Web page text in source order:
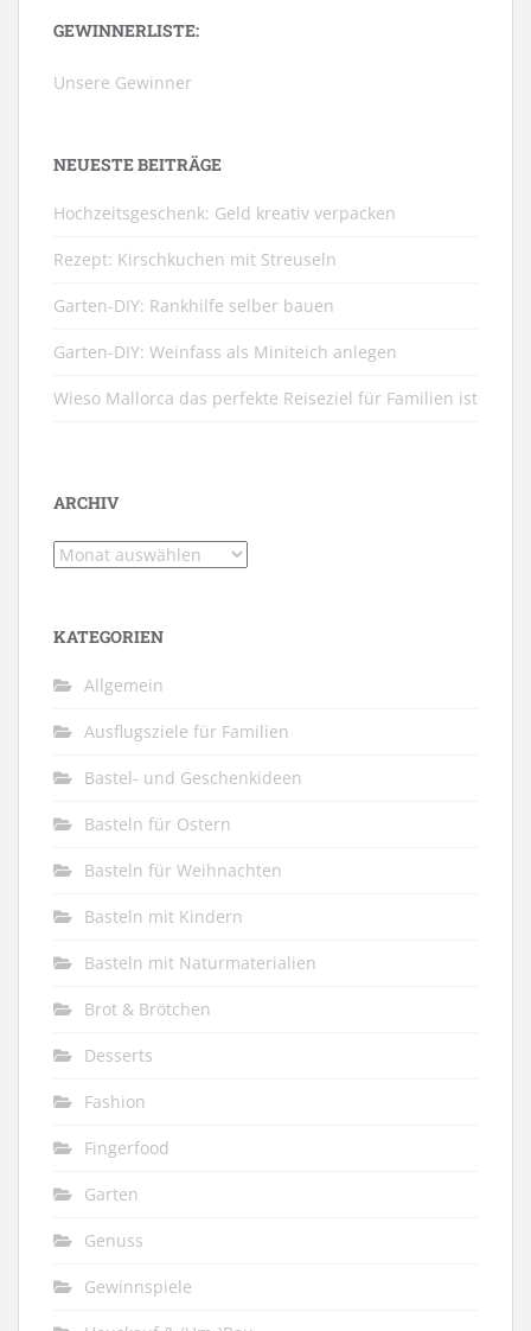
GEWINNERLISTE:
Unsere Gewinner
NEUESTE BEITRÄGE
Hochzeitsgeschenk: Geld kreativ verpacken
Rezept: Kirschkuchen mit Streuseln
Garten-DIY: Rankhilfe selber bauen
Garten-DIY: Weinfass als Miniteich anlegen
Wieso Mallorca das perfekte Reiseziel für Familien ist
ARCHIV
Archiv
KATEGORIEN
Allgemein
Ausflugsziele für Familien
Bastel- und Geschenkideen
Basteln für Ostern
Basteln für Weihnachten
Basteln mit Kindern
Basteln mit Naturmaterialien
Brot & Brötchen
Desserts
Fashion
Fingerfood
Garten
Genuss
Gewinnspiele